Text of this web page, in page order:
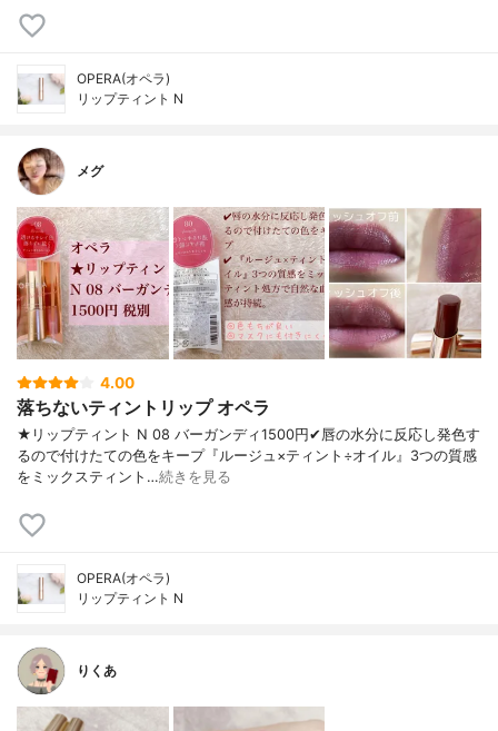
OPERA(オペラ)
リップティント N
メグ
4.00
落ちないティントリップ オペラ
★リップティント N 08 バーガンディ1500円✔︎唇の水分に反応し発色す
るので付けたての色をキープ『ルージュ×ティント÷オイル』3つの質感
をミックスティント…続きを見る
OPERA(オペラ)
リップティント N
りくあ